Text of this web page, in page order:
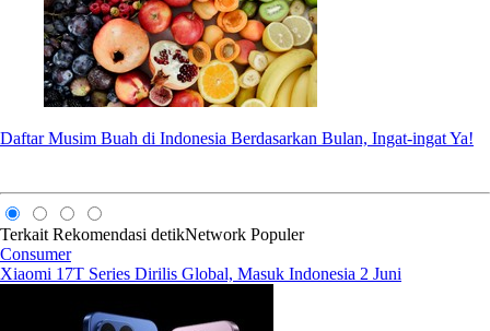
Daftar Musim Buah di Indonesia Berdasarkan Bulan, Ingat-ingat Ya!
Terkait Rekomendasi detikNetwork Populer
Consumer
Xiaomi 17T Series Dirilis Global, Masuk Indonesia 2 Juni